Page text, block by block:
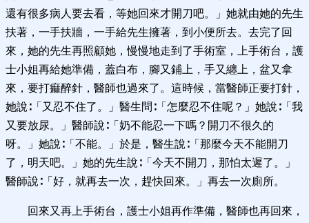
還有很多病人要去看，等她回來才開刀吧。」她就由她的先生
扶著，一手扶牆，一手給先生擁著，到小便所去。去完了回
來，她的先生再照顧她，慢慢地走到了手術室，上手術台，護
士小姐再給她準備，蓋白布，腳又鋪上，手又纏上，盆又拿
來，要打痲醉針，醫師也過來了。這時候，當醫師正要打針，
她說∶「又忍不住了。」醫生問∶「怎麼忍不住呢？」她說∶「我
又要放尿。」醫師說∶「奶不能忍一下嗎？開刀不很久的
呀。」她說∶「不能。」於是，醫生說∶「那麼今天不能開刀
了，明天吧。」她的先生說∶「今天不開刀，那怕太遲了。」
醫師說∶「好，就再去一次，趕快回來。」再去一次廁所。
回來又再上手術台，護士小姐再作準備，醫師也再回來，